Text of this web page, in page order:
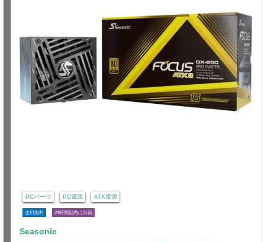
PCパーツ PC電源 ATX電源
送料無料 24時間以内に出荷
Seasonic